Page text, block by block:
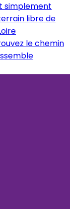
simplement
libre de
le chemin